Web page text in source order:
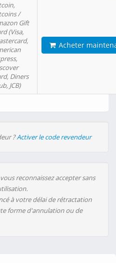
/
Gift
(Visa,
Diners
JCB)
Acheter
?Activer le code revendeur
reconnaissez accepter sans
à votre délai de rétractation
forme d'annulation ou de